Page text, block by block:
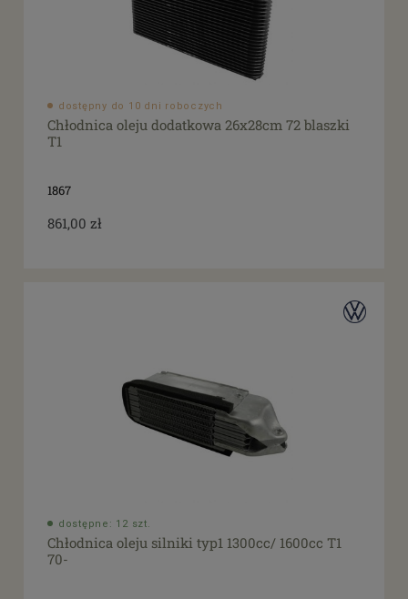
dostępny do 10 dni roboczych
Chłodnica oleju dodatkowa 26x28cm 72 blaszki
T1
1867
861,00 zł
dostępne: 12 szt.
Chłodnica oleju silniki typ1 1300cc/ 1600cc T1
70-